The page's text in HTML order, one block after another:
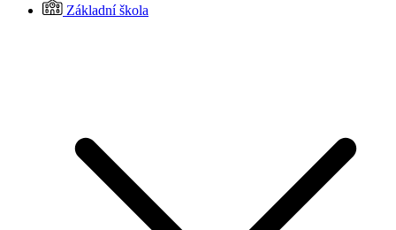
Základní škola